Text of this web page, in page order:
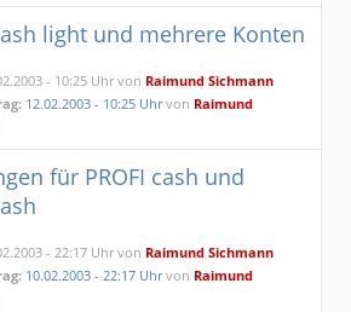
light und mehrere Konten
- 10:25 Uhr von Raimund Sichmann
12.02.2003 - 10:25 Uhrvon Raimund
für PROFI cash und
- 22:17 Uhr von Raimund Sichmann
10.02.2003 - 22:17 Uhrvon Raimund